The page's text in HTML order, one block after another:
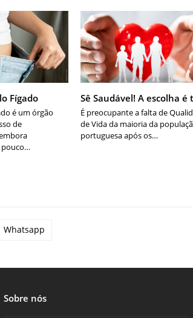
Fígado
é um órgão
de
Sê Saudável! A escolha é
É preocupante a falta de
de Vida da maioria da
portuguesa após os…
Whatsapp
Sobre nós